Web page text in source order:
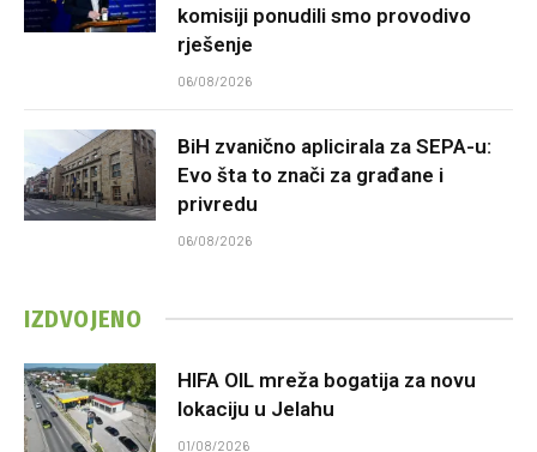
komisiji ponudili smo provodivo
rješenje
06/08/2026
BiH zvanično aplicirala za SEPA-u:
Evo šta to znači za građane i
privredu
06/08/2026
IZDVOJENO
HIFA OIL mreža bogatija za novu
lokaciju u Jelahu
01/08/2026